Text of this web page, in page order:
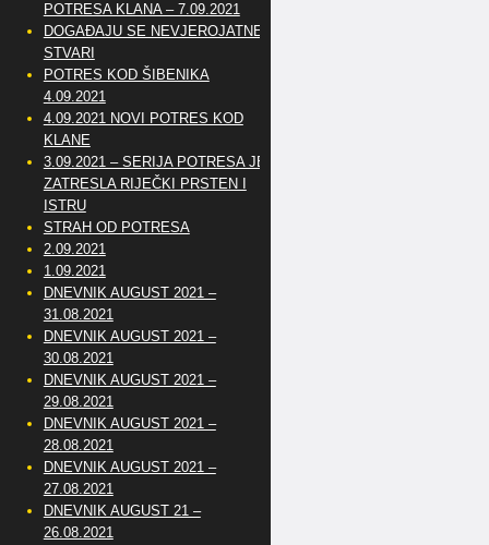
POTRESA KLANA – 7.09.2021
DOGAĐAJU SE NEVJEROJATNE
STVARI
POTRES KOD ŠIBENIKA
4.09.2021
4.09.2021 NOVI POTRES KOD
KLANE
3.09.2021 – SERIJA POTRESA JE
ZATRESLA RIJEČKI PRSTEN I
ISTRU
STRAH OD POTRESA
2.09.2021
1.09.2021
DNEVNIK AUGUST 2021 –
31.08.2021
DNEVNIK AUGUST 2021 –
30.08.2021
DNEVNIK AUGUST 2021 –
29.08.2021
DNEVNIK AUGUST 2021 –
28.08.2021
DNEVNIK AUGUST 2021 –
27.08.2021
DNEVNIK AUGUST 21 –
26.08.2021